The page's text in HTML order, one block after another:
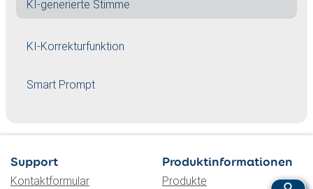
KI-generierte Stimme
KI-Korrekturfunktion
Smart Prompt
Support
Kontaktformular
Produktinformationen
Produkte